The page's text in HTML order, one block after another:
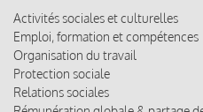
Activités sociales et culturelles
Emploi, formation et compétences
Organisation du travail
Protection sociale
Relations sociales